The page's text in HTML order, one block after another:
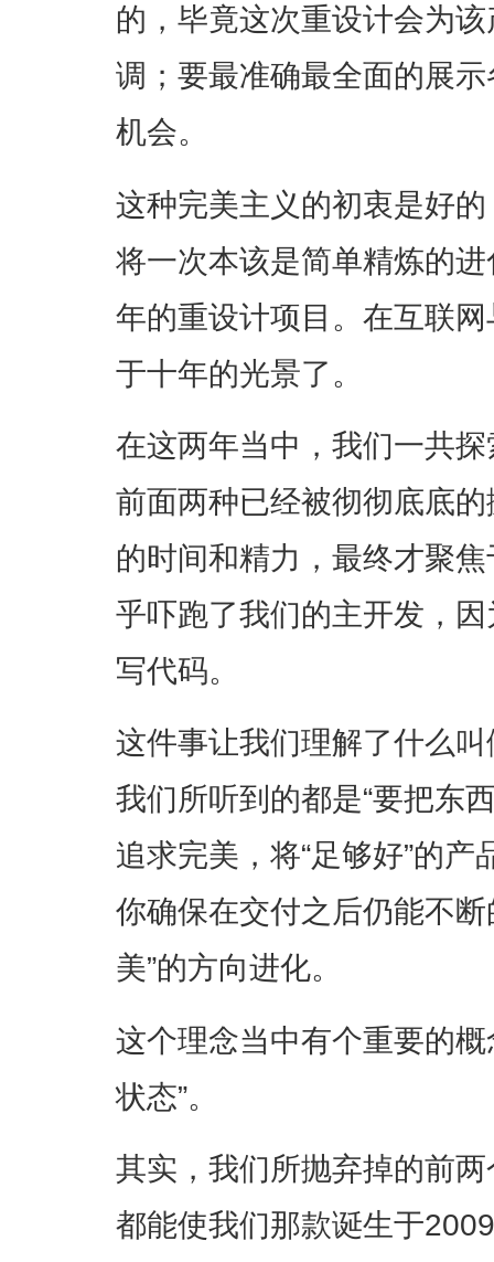
的，毕竟这次重设计会为
调；要最准确最全面的展
机会。
这种完美主义的初衷是好
将一次本该是简单精炼的
年的重设计项目。在互联
于十年的光景了。
在这两年当中，我们一共
前面两种已经被彻彻底底
的时间和精力，最终才聚
乎吓跑了我们的主开发，
写代码。
这件事让我们理解了什么
我们所听到的都是“要把东
追求完美，将“足够好”的
你确保在交付之后仍能不
美”的方向进化。
这个理念当中有个重要的
状态”。
其实，我们所抛弃掉的前
都能使我们那款诞生于